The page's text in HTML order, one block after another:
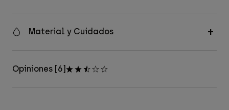
Material y Cuidados
Opiniones [6]